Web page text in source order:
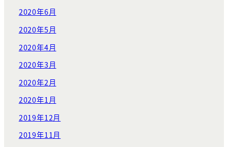
2020年6月
2020年5月
2020年4月
2020年3月
2020年2月
2020年1月
2019年12月
2019年11月